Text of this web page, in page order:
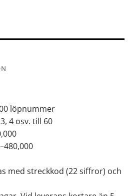
löpnummer
4 osv. till 60
med streckkod (22 siffror) och